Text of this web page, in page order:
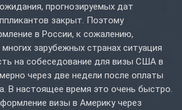
прогнозируемых дат
закрыт. Поэтому
в России, к сожалению,
зарубежных странах ситуация
на собеседование для визы США в
через две недели после оплаты
В настоящее время это очень быстро.
визы в Америку через